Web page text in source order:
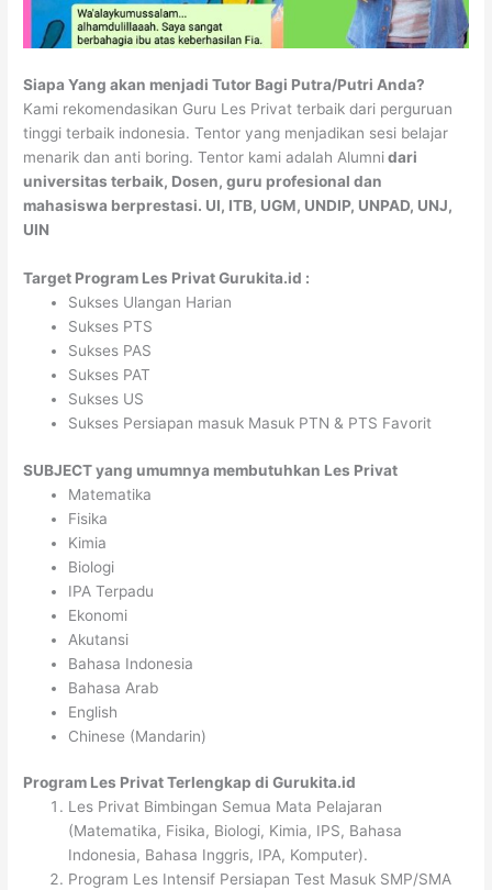
Siapa Yang akan menjadi Tutor Bagi Putra/Putri Anda?
Kami rekomendasikan Guru Les Privat terbaik dari perguruan
tinggi terbaik indonesia. Tentor yang menjadikan sesi belajar
menarik dan anti boring. Tentor kami adalah Alumnidari
universitas terbaik, Dosen, guru profesional dan
mahasiswa berprestasi. UI, ITB, UGM, UNDIP, UNPAD, UNJ,
UIN
Target Program Les Privat Gurukita.id :
Sukses Ulangan Harian
Sukses PTS
Sukses PAS
Sukses PAT
Sukses US
Sukses Persiapan masuk Masuk PTN & PTS Favorit
SUBJECT yang umumnya membutuhkan Les Privat
Matematika
Fisika
Kimia
Biologi
IPA Terpadu
Ekonomi
Akutansi
Bahasa Indonesia
Bahasa Arab
English
Chinese (Mandarin)
Program Les Privat Terlengkap di Gurukita.id
Les Privat Bimbingan Semua Mata Pelajaran
(Matematika, Fisika, Biologi, Kimia, IPS, Bahasa
Indonesia, Bahasa Inggris, IPA, Komputer).
Program Les Intensif Persiapan Test Masuk SMP/SMA